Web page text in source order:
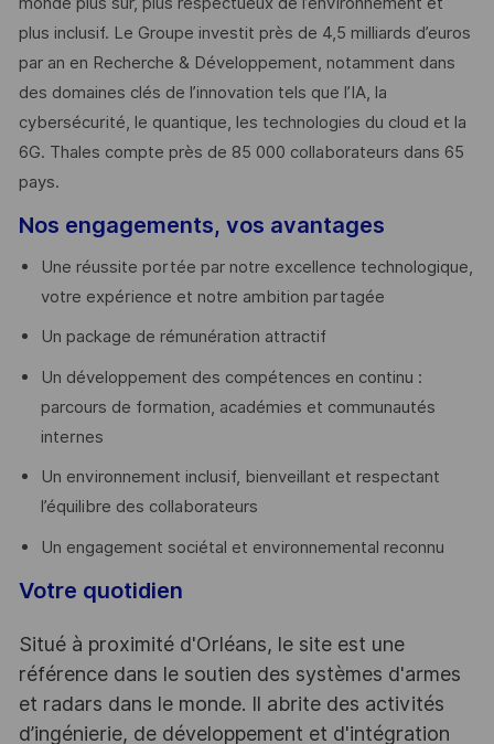
plus inclusif. Le Groupe investit près de 4,5 milliards d’euros
par an en Recherche & Développement, notamment dans
des domaines clés de l’innovation tels que l’IA, la
cybersécurité, le quantique, les technologies du cloud et la
6G. Thales compte près de 85 000 collaborateurs dans 65
pays. ​
Nos engagements, vos avantages
Une réussite portée par notre excellence technologique,
votre expérience et notre ambition partagée
Un package de rémunération attractif
Un développement des compétences en continu :
parcours de formation, académies et communautés
internes
Un environnement inclusif, bienveillant et respectant
l’équilibre des collaborateurs
Un engagement sociétal et environnemental reconnu
Votre quotidien
Situé à proximité d'Orléans, le site est une
référence dans le soutien des systèmes d'armes
et radars dans le monde. Il abrite des activités
d’ingénierie, de développement et d'intégration